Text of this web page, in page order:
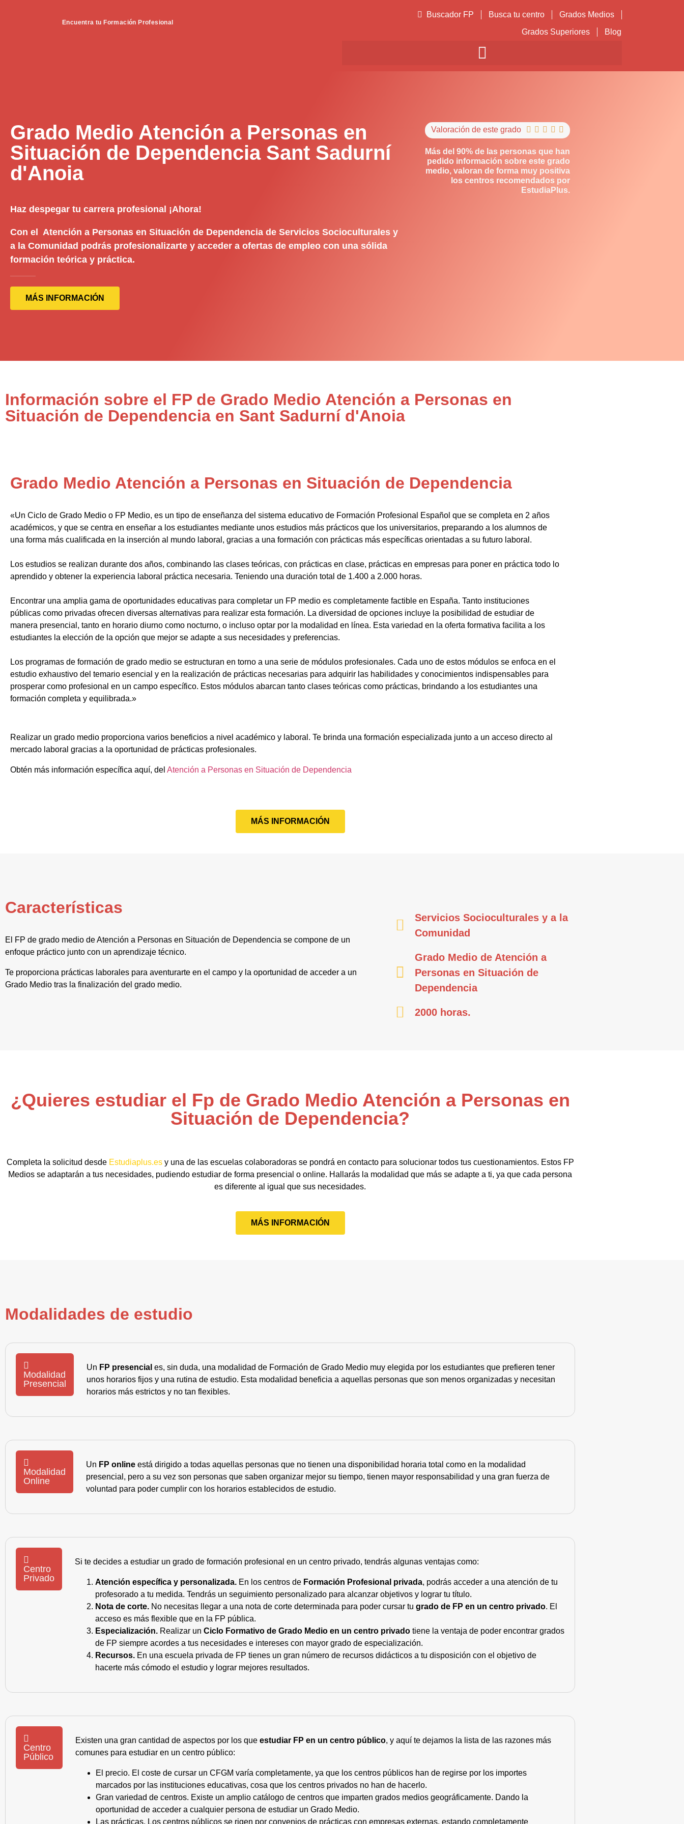
Encuentra tu Formación Profesional
Buscador FP Busca tu centro
Grados Medios
Grados Superiores
Blog
Grado Medio Atención a Personas en
Situación de Dependencia Sant Sadurní
d'Anoia
Haz despegar tu carrera profesional ¡Ahora!
Con el Atención a Personas en Situación de Dependencia de Servicios Socioculturales y
a la Comunidad podrás profesionalizarte y acceder a ofertas de empleo con una sólida
formación teórica y práctica.
MÁS INFORMACIÓN
Valoración de este grado     
Más del 90% de las personas que han
pedido información sobre este grado
medio, valoran de forma muy positiva
los centros recomendados por
EstudiaPlus.
Información sobre el FP de Grado Medio Atención a Personas en
Situación de Dependencia en Sant Sadurní d'Anoia
Grado Medio Atención a Personas en Situación de Dependencia
«Un Ciclo de Grado Medio o FP Medio, es un tipo de enseñanza del sistema educativo de Formación Profesional Español que se completa en 2 años
académicos, y que se centra en enseñar a los estudiantes mediante unos estudios más prácticos que los universitarios, preparando a los alumnos de
una forma más cualificada en la inserción al mundo laboral, gracias a una formación con prácticas más específicas orientadas a su futuro laboral.
Los estudios se realizan durante dos años, combinando las clases teóricas, con prácticas en clase, prácticas en empresas para poner en práctica todo lo
aprendido y obtener la experiencia laboral práctica necesaria. Teniendo una duración total de 1.400 a 2.000 horas.
Encontrar una amplia gama de oportunidades educativas para completar un FP medio es completamente factible en España. Tanto instituciones
públicas como privadas ofrecen diversas alternativas para realizar esta formación. La diversidad de opciones incluye la posibilidad de estudiar de
manera presencial, tanto en horario diurno como nocturno, o incluso optar por la modalidad en línea. Esta variedad en la oferta formativa facilita a los
estudiantes la elección de la opción que mejor se adapte a sus necesidades y preferencias.
Los programas de formación de grado medio se estructuran en torno a una serie de módulos profesionales. Cada uno de estos módulos se enfoca en el
estudio exhaustivo del temario esencial y en la realización de prácticas necesarias para adquirir las habilidades y conocimientos indispensables para
prosperar como profesional en un campo específico. Estos módulos abarcan tanto clases teóricas como prácticas, brindando a los estudiantes una
formación completa y equilibrada.»
Realizar un grado medio proporciona varios beneficios a nivel académico y laboral. Te brinda una formación especializada junto a un acceso directo al
mercado laboral gracias a la oportunidad de prácticas profesionales.
Obtén más información específica aquí, del Atención a Personas en Situación de Dependencia
MÁS INFORMACIÓN
Características
El FP de grado medio de Atención a Personas en Situación de Dependencia se compone de un
enfoque práctico junto con un aprendizaje técnico.
Te proporciona prácticas laborales para aventurarte en el campo y la oportunidad de acceder a un
Grado Medio tras la finalización del grado medio.
Servicios Socioculturales y a la
Comunidad
Grado Medio de Atención a
Personas en Situación de
Dependencia
2000 horas.
¿Quieres estudiar el Fp de Grado Medio Atención a Personas en
Situación de Dependencia?
Completa la solicitud desde Estudiaplus.esy una de las escuelas colaboradoras se pondrá en contacto para solucionar todos tus cuestionamientos. Estos FP
Medios se adaptarán a tus necesidades, pudiendo estudiar de forma presencial o online. Hallarás la modalidad que más se adapte a ti, ya que cada persona
es diferente al igual que sus necesidades.
MÁS INFORMACIÓN
Modalidades de estudio
Modalidad
Presencial
Un FP presencial es, sin duda, una modalidad de Formación de Grado Medio muy elegida por los estudiantes que prefieren tener
unos horarios fijos y una rutina de estudio. Esta modalidad beneficia a aquellas personas que son menos organizadas y necesitan
horarios más estrictos y no tan flexibles.
Modalidad
Online
Un FP online está dirigido a todas aquellas personas que no tienen una disponibilidad horaria total como en la modalidad
presencial, pero a su vez son personas que saben organizar mejor su tiempo, tienen mayor responsabilidad y una gran fuerza de
voluntad para poder cumplir con los horarios establecidos de estudio.
Centro
Privado
Si te decides a estudiar un grado de formación profesional en un centro privado, tendrás algunas ventajas como:
Atención específica y personalizada. En los centros de Formación Profesional privada, podrás acceder a una atención de tu
profesorado a tu medida. Tendrás un seguimiento personalizado para alcanzar objetivos y lograr tu título.
Nota de corte. No necesitas llegar a una nota de corte determinada para poder cursar tu grado de FP en un centro privado. El
acceso es más flexible que en la FP pública.
Especialización. Realizar un Ciclo Formativo de Grado Medio en un centro privado tiene la ventaja de poder encontrar grados
de FP siempre acordes a tus necesidades e intereses con mayor grado de especialización.
Recursos. En una escuela privada de FP tienes un gran número de recursos didácticos a tu disposición con el objetivo de
hacerte más cómodo el estudio y lograr mejores resultados.
Centro
Público
Existen una gran cantidad de aspectos por los queestudiar FP en un centro público, y aquí te dejamos la lista de las razones más
comunes para estudiar en un centro público:
El precio. El coste de cursar un CFGM varía completamente, ya que los centros públicos han de regirse por los importes
marcados por las instituciones educativas, cosa que los centros privados no han de hacerlo.
Gran variedad de centros. Existe un amplio catálogo de centros que imparten grados medios geográficamente. Dando la
oportunidad de acceder a cualquier persona de estudiar un Grado Medio.
Las prácticas. Los centros públicos se rigen por convenios de prácticas con empresas externas, estando completamente